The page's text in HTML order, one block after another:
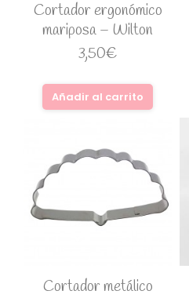
Cortador ergonómico
mariposa – Wilton
3,50€
Añadir al carrito
Cortador metálico